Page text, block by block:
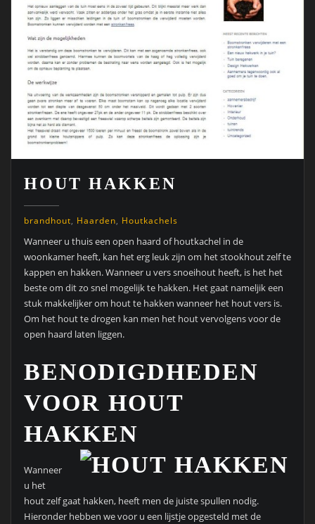
HOUT HAKKEN
brandhout, Haarden, Houtkachels
Wanneer u thuis een open haard of houtkachel in de
woonkamer heeft, kan het erg leuk zijn om het stookhout zelf te
kappen en hakken. Wanneer u vers snoeihout heeft, is het het
beste om dit zo snel mogelijk te hakken. Het gaat nameljik een
stuk makkelijker om hout te hakken wanneer het hout vers is.
Om het hout te drogen kan men het hout vervolgens voor de
open haard laten liggen.
BENODIGDHEDEN
VOOR HOUT
HAKKEN
Wanneer
u het
hout zelf gaat hakken, heeft men de juiste spullen nodig.
Hieronder hebben we voor u een lijstje opgesteld met de